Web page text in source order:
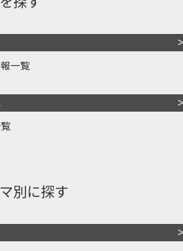
一覧
別に探す